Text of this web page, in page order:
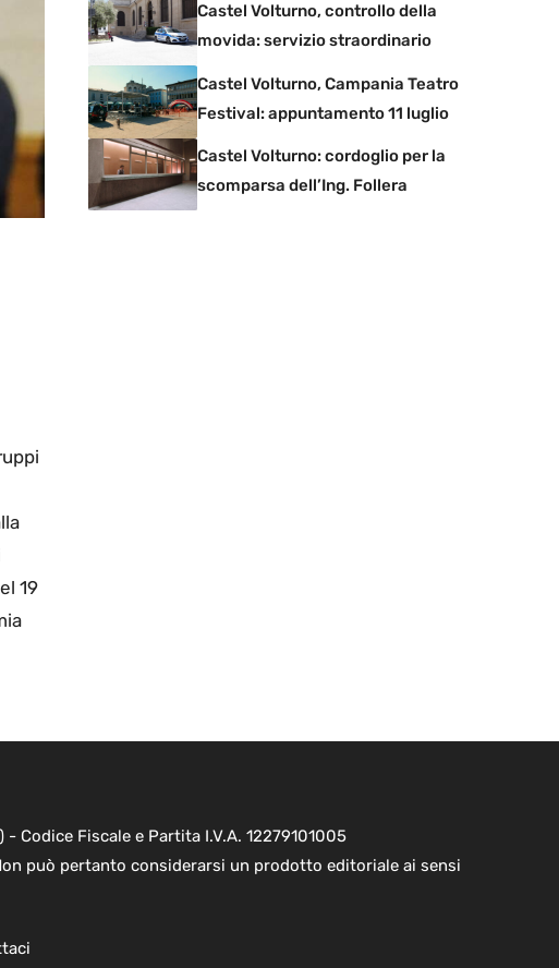
19
Castel Volturno, controllo della
movida: servizio straordinario
Castel Volturno, Campania Teatro
Festival: appuntamento 11 luglio
Castel Volturno: cordoglio per la
scomparsa dell’Ing. Follera
Codice Fiscale e Partita I.V.A. 12279101005
può pertanto considerarsi un prodotto editoriale ai sensi